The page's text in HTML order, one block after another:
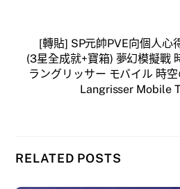
[轉貼] SP元帥PVE向個人心
(3星全成就+寶箱) 夢幻模擬戰
ラングリッサー モバイル 時
Langrisser Mobile
RELATED POSTS